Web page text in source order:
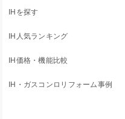
IHを探す
IH人気ランキング
IH価格・機能比較
IH・ガスコンロリフォーム事例